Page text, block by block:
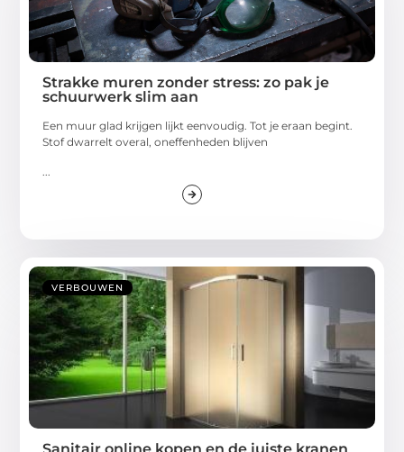
Strakke muren zonder stress: zo pak je
schuurwerk slim aan
Een muur glad krijgen lijkt eenvoudig. Tot je eraan begint.
Stof dwarrelt overal, oneffenheden blijven
VERBOUWEN
Sanitair online kopen en de juiste kranen